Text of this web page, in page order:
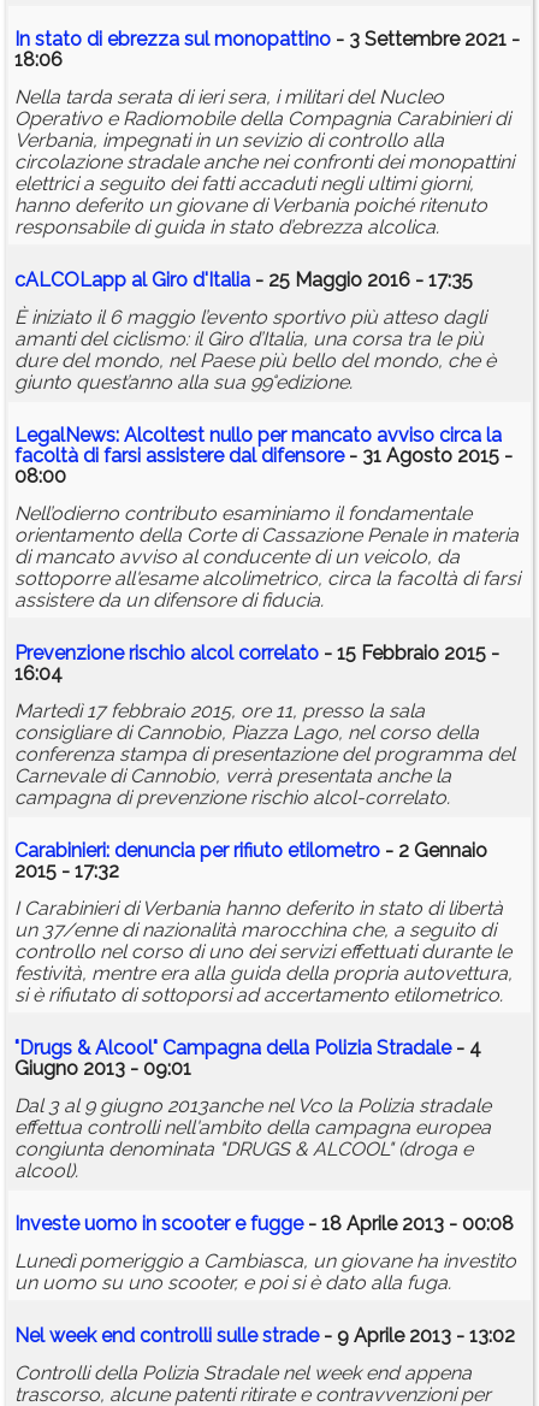
In stato di ebrezza sul monopattino - 3 Settembre 2021 -
18:06
Nella tarda serata di ieri sera, i militari del Nucleo
Operativo e Radiomobile della Compagnia Carabinieri di
Verbania, impegnati in un sevizio di controllo alla
circolazione stradale anche nei confronti dei monopattini
elettrici a seguito dei fatti accaduti negli ultimi giorni,
hanno deferito un giovane di Verbania poiché ritenuto
responsabile di guida in stato d’ebrezza alcolica.
cALCOLapp al Giro d'Italia - 25 Maggio 2016 - 17:35
È iniziato il 6 maggio l’evento sportivo più atteso dagli
amanti del ciclismo: il Giro d’Italia, una corsa tra le più
dure del mondo, nel Paese più bello del mondo, che è
giunto quest’anno alla sua 99°edizione.
LegalNews: Alcoltest nullo per mancato avviso circa la
facoltà di farsi assistere dal difensore- 31 Agosto 2015 -
08:00
Nell’odierno contributo esaminiamo il fondamentale
orientamento della Corte di Cassazione Penale in materia
di mancato avviso al conducente di un veicolo, da
sottoporre all'esame alcolimetrico, circa la facoltà di farsi
assistere da un difensore di fiducia.
Prevenzione rischio alcol correlato - 15 Febbraio 2015 -
16:04
Martedì 17 febbraio 2015, ore 11, presso la sala
consigliare di Cannobio, Piazza Lago, nel corso della
conferenza stampa di presentazione del programma del
Carnevale di Cannobio, verrà presentata anche la
campagna di prevenzione rischio alcol-correlato.
Carabinieri: denuncia per rifiuto etilometro - 2 Gennaio
2015 - 17:32
I Carabinieri di Verbania hanno deferito in stato di libertà
un 37/enne di nazionalità marocchina che, a seguito di
controllo nel corso di uno dei servizi effettuati durante le
festività, mentre era alla guida della propria autovettura,
si è rifiutato di sottoporsi ad accertamento etilometrico.
"Drugs & Alcool" Campagna della Polizia Stradale- 4
Giugno 2013 - 09:01
Dal 3 al 9 giugno 2013anche nel Vco la Polizia stradale
effettua controlli nell'ambito della campagna europea
congiunta denominata "DRUGS & ALCOOL" (droga e
alcool).
Investe uomo in scooter e fugge- 18 Aprile 2013 - 00:08
Lunedì pomeriggio a Cambiasca, un giovane ha investito
un uomo su uno scooter, e poi si è dato alla fuga.
Nel week end controlli sulle strade- 9 Aprile 2013 - 13:02
Controlli della Polizia Stradale nel week end appena
trascorso, alcune patenti ritirate e contravvenzioni per